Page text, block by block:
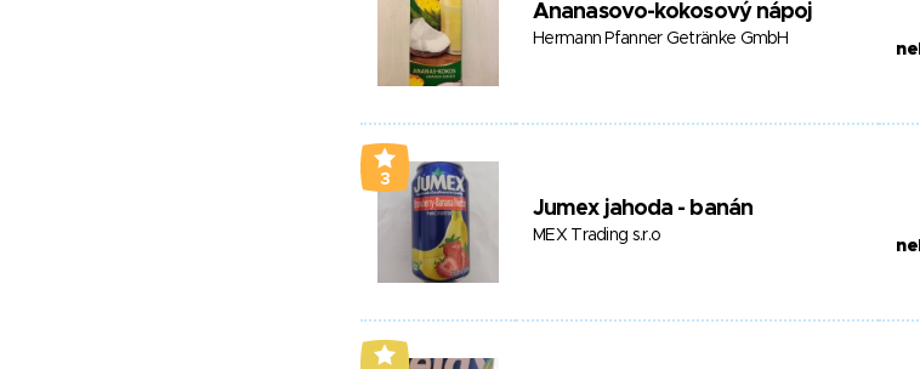
Ananasovo-kokosový nápoj
Hermann Pfanner Getränke GmbH
3
Jumex jahoda - banán
MEX Trading s.r.o